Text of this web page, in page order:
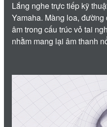
Lắng nghe trực tiếp kỹ
Yamaha. Màng loa,
âm trong cấu trúc vỏ tai
nhằm mang lại âm thanh